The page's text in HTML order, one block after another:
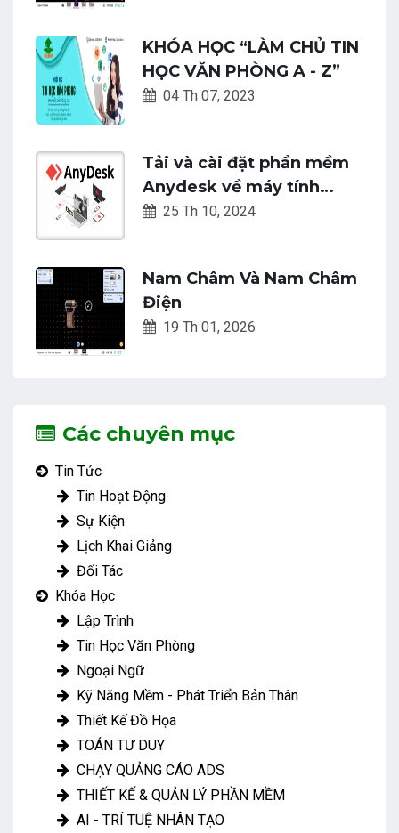
KHÓA HỌC “LÀM CHỦ TIN
HỌC VĂN PHÒNG A - Z”
04 Th 07, 2023
Tải và cài đặt phần mềm
Anydesk về máy tính
2024
25 Th 10, 2024
Nam Châm Và Nam Châm
Điện
19 Th 01, 2026
Các chuyên mục
Tin Tức
Tin Hoạt Động
Sự Kiện
Lịch Khai Giảng
Đối Tác
Khóa Học
Lập Trình
Tin Học Văn Phòng
Ngoại Ngữ
Kỹ Năng Mềm - Phát Triển Bản Thân
Thiết Kế Đồ Họa
TOÁN TƯ DUY
CHẠY QUẢNG CÁO ADS
THIẾT KẾ & QUẢN LÝ PHẦN MỀM
AI - TRÍ TUỆ NHÂN TẠO